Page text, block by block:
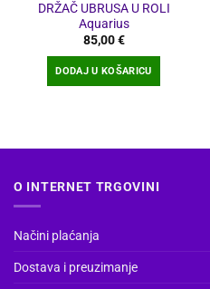
DRŽAČ UBRUSA U ROLI
Aquarius
85,00€
DODAJ U KOŠARICU
O INTERNET TRGOVINI
Načini plaćanja
Dostava i preuzimanje